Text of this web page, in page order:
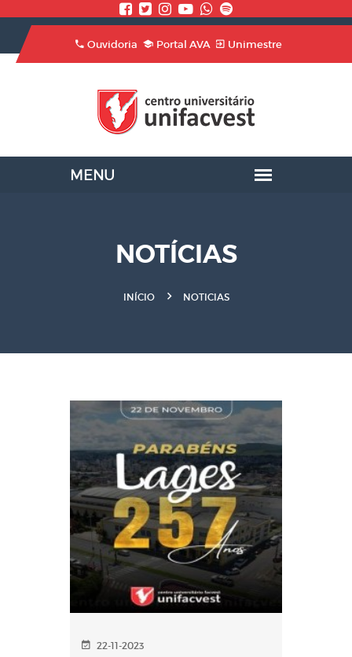
Ouvidoria Portal AVA Unimestre
NOTÍCIAS
INÍCIO NOTICIAS
22-11-2023